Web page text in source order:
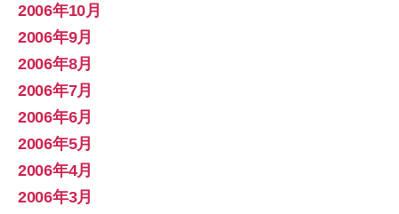
2006年10月
2006年9月
2006年8月
2006年7月
2006年6月
2006年5月
2006年4月
2006年3月